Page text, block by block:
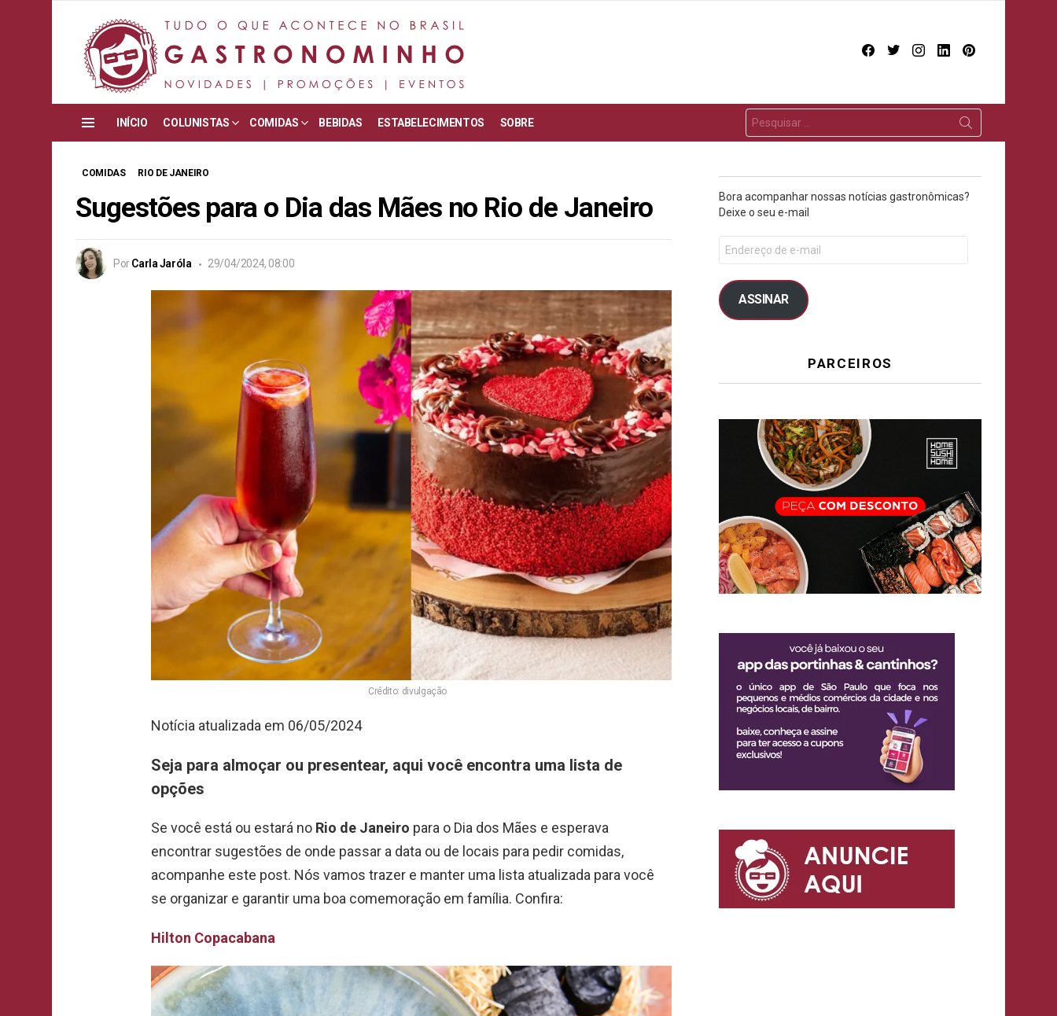
facebooktwitterinstagram
linkedin
INÍCIO COLUNISTAS COMIDAS BEBIDAS ESTABELECIMENTOS SOBRE
COMIDAS RIO DE JANEIRO
Sugestões para o Dia das Mães no Rio de Janeiro
Por Carla Jaróla 29/04/2024, 08:00
Crédito: divulgação
Notícia atualizada em 06/05/2024
Seja para almoçar ou presentear, aqui você encontra uma lista de
opções
Se você está ou estará no Rio de Janeiro para o Dia dos Mães e esperava
encontrar sugestões de onde passar a data ou de locais para pedir comidas,
acompanhe este post. Nós vamos trazer e manter uma lista atualizada para você
se organizar e garantir uma boa comemoração em família. Confira:
Hilton Copacabana
Bora acompanhar nossas notícias gastronômicas?
Deixe o seu e-mail
ASSINAR
PARCEIROS